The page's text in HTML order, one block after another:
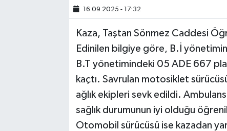
16.09.2025 - 17:32
Kaza, Taştan Sönmez Caddesi
Edinilen bilgiye göre, B.İ
B.T yönetimindeki 05 ADE 667
kaçtı. Savrulan motosiklet
ağlık ekipleri sevk edildi.
sağlık durumunun iyi olduğu
Otomobil sürücüsü ise kazadan